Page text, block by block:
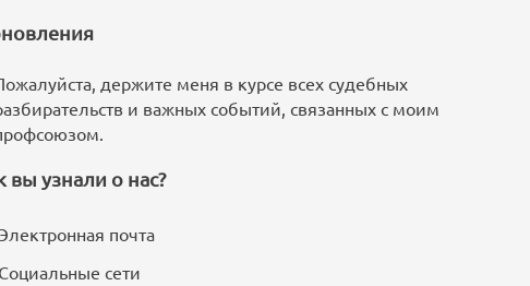
держите меня в курсе всех судебных
и важных событий, связанных с моим
вы узнали о нас?
почта
Социальные сети